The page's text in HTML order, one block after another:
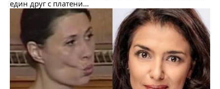
един друг с платени...